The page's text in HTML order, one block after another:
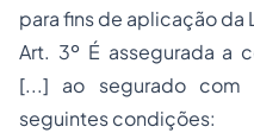
para fins de aplicação da
Art. 3º É assegurada a
[...] ao segurado com
seguintes condições: